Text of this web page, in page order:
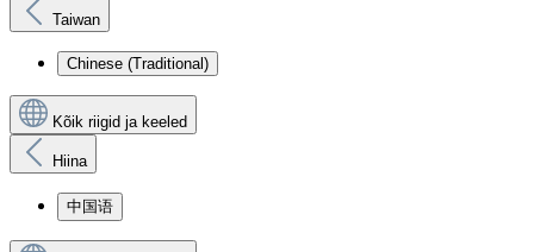
Taiwan
Chinese (Traditional)
Kõik riigid ja keeled
Hiina
中国语